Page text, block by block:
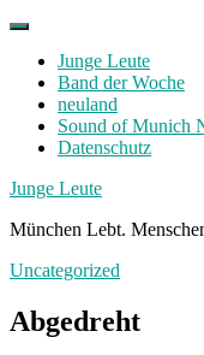
Skip
contentJunge Leute
Band der Woche
neuland
Sound of Munich
Datenschutz
Facebook
Twitter
Instagram
Junge Leute
München Lebt.
Uncategorized
Abgedreht